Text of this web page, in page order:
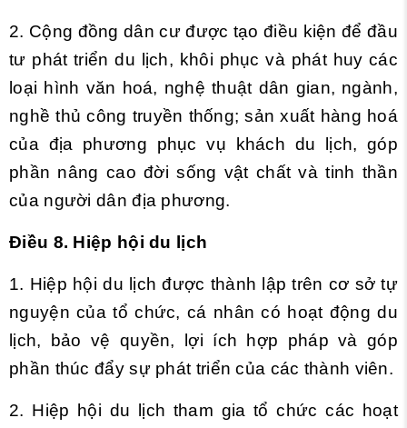
2. Cộng đồng dân cư được tạo điều kiện để đầu
tư phát triển du lịch, khôi phục và phát huy các
loại hình văn hoá, nghệ thuật dân gian, ngành,
nghề thủ công truyền thống; sản xuất hàng hoá
của địa phương phục vụ khách du lịch, góp
phần nâng cao đời sống vật chất và tinh thần
của người dân địa phương.
Điều 8. Hiệp hội du lịch
1. Hiệp hội du lịch được thành lập trên cơ sở tự
nguyện của tổ chức, cá nhân có hoạt động du
lịch, bảo vệ quyền, lợi ích hợp pháp và góp
phần thúc đẩy sự phát triển của các thành viên.
2. Hiệp hội du lịch tham gia tổ chức các hoạt